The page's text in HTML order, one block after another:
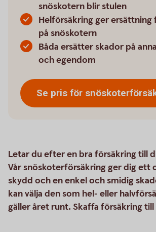
snöskotern blir stulen
Helförsäkring ger
på snöskotern
Båda ersätter skador på
och egendom
Se pris för
Letar du efter en bra försäkring till
Vår snöskoterförsäkring ger dig ett
skydd och en enkel och smidig
kan välja den som hel- eller
gäller året runt. Skaffa försäkring